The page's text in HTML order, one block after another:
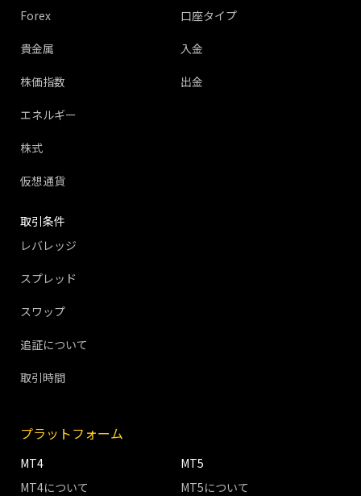
Forex
貴金属
株価指数
エネルギー
株式
仮想通貨
口座タイプ
入金
出金
取引条件
レバレッジ
スプレッド
スワップ
追証について
取引時間
プラットフォーム
MT4
MT4について
MT5
MT5について